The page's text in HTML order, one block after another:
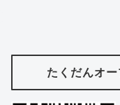
たくだんオ